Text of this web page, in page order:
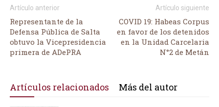
Artículo anterior
Representante de la
Defensa Pública de Salta
obtuvo la Vicepresidencia
primera de ADePRA
Artículo siguiente
COVID 19: Habeas Corpus
en favor de los detenidos
en la Unidad Carcelaria
N°2 de Metán
Artículos relacionados Más del autor